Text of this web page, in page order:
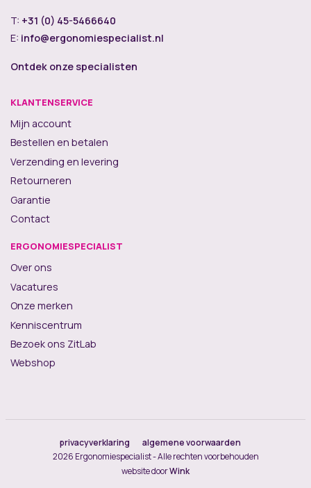
T: +31 (0) 45-5466640
E: info@ergonomiespecialist.nl
Ontdek onze specialisten
KLANTENSERVICE
Mijn account
Bestellen en betalen
Verzending en levering
Retourneren
Garantie
Contact
ERGONOMIESPECIALIST
Over ons
Vacatures
Onze merken
Kenniscentrum
Bezoek ons ZitLab
Webshop
privacyverklaring
algemene voorwaarden
2026 Ergonomiespecialist - Alle rechten voorbehouden
website doorWink